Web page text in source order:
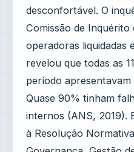
desconfortável. O
Comissão de Inquérito
operadoras liquidadas
revelou que todas as
período
Quase 90% tinham
internos (ANS, 2019).
à Resolução